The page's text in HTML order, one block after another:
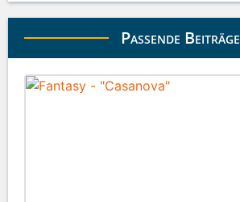
Passende Beiträge